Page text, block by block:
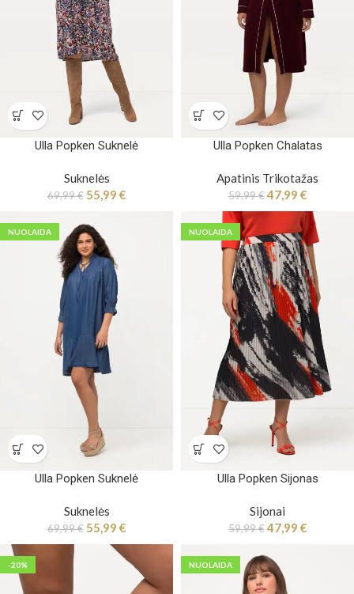
Ulla Popken Suknelė
Suknelės
69,99€ 55,99 €
Ulla Popken Chalatas
Apatinis Trikotažas
59,99€47,99 €
NUOLAIDA
Ulla Popken Suknelė
Suknelės
69,99€ 55,99 €
NUOLAIDA
Ulla Popken Sijonas
Sijonai
59,99€47,99 €
-20% NUOLAIDA